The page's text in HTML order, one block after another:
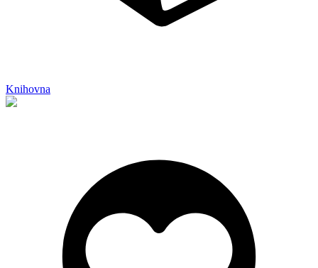
Knihovna